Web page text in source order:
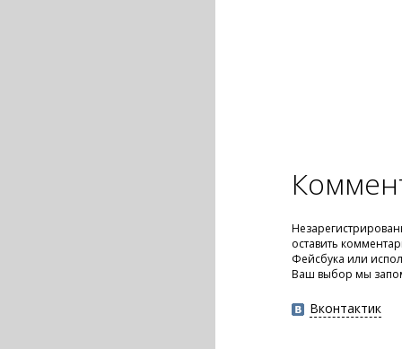
оставить
Фейсбука или
Ваш выбор мы
Вконтактик